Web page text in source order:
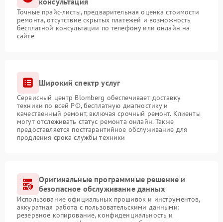
Точные прайс-листы, предварительная оценка стоимости
ремонта, отсутствие скрытых платежей и возможность
бесплатной консультации по телефону или онлайн на
сайте
Широкий спектр услуг
Сервисный центр Blomberg обеспечивает доставку
техники по всей РФ, бесплатную диагностику и
качественный ремонт, включая срочный ремонт. Клиенты
могут отслеживать статус ремонта онлайн. Также
предоставляется постгарантийное обслуживание для
продления срока службы техники
Оригинальные программные решение и
безопасное обслуживание данных
Использование официальных прошивок и инструментов,
аккуратная работа с пользовательскими данными:
резервное копирование, конфиденциальность и